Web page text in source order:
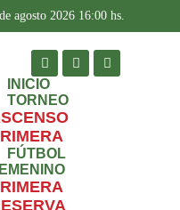
agosto 2026 16:00 hs.
INICIO
TORNEO
FÚTBOL